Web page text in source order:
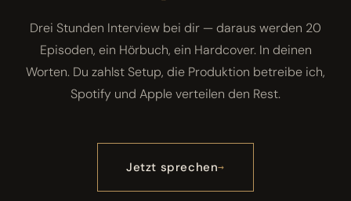
Drei Stunden Interview bei dir — daraus werden 20
Episoden, ein Hörbuch, ein Hardcover. In deinen
Worten. Du zahlst Setup, die Produktion betreibe ich,
Spotify und Apple verteilen den Rest.
Jetzt sprechen